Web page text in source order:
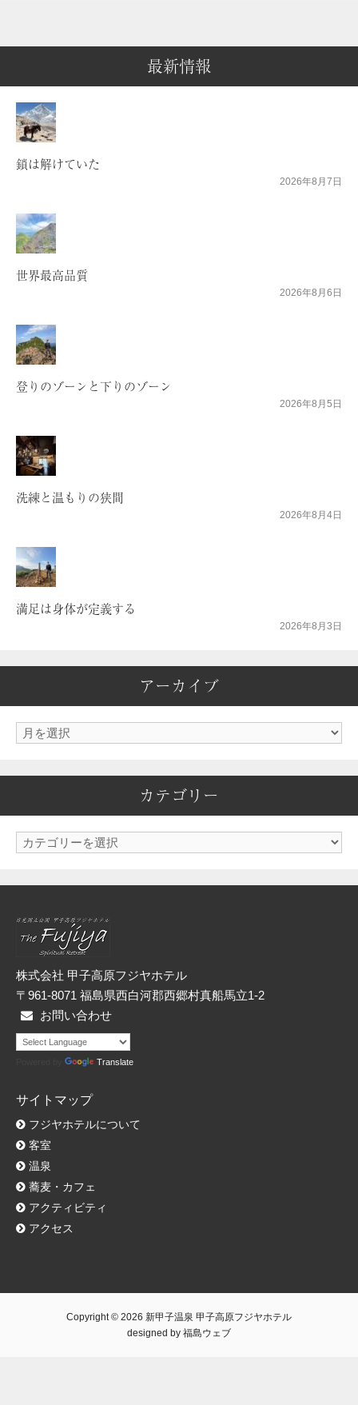
最新情報
鎖は解けていた
2026年8月7日
世界最高品質
2026年8月6日
登りのゾーンと下りのゾーン
2026年8月5日
洗練と温もりの狭間
2026年8月4日
満足は身体が定義する
2026年8月3日
アーカイブ
ア
カテゴリー
カ
ー
株式会社 甲子高原フジヤホテル
〒961-8071 福島県西白河郡西郷村真船馬立1-2
お問い合わせ
Translate
サイトマップ
フジヤホテルについて
客室
温泉
蕎麦・カフェ
アクティビティ
アクセス
Copyright © 2026 新甲子温泉 甲子高原フジヤホテル
designed by 福島ウェブ